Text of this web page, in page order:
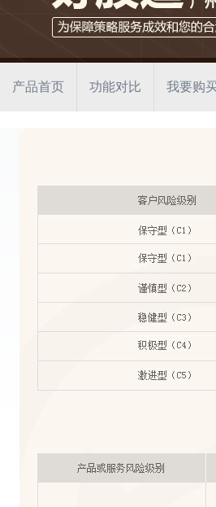
产品首页 功能对比 我要购